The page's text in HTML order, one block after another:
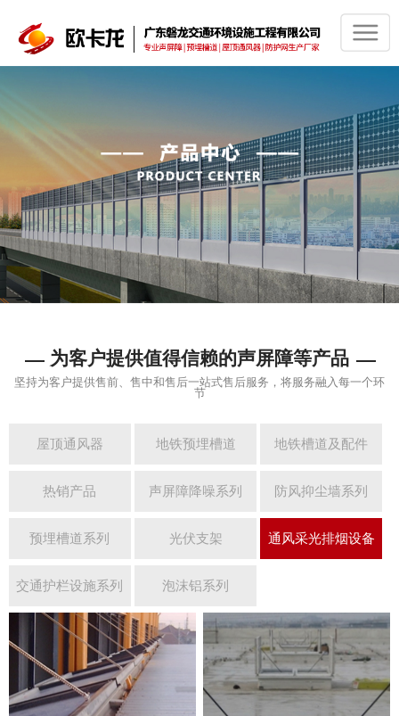
为客户提供值得信赖的声屏障等产品
坚持为客户提供售前、售中和售后一站式售后服务，将服务融入每一个环
节
屋顶通风器 地铁预埋槽道 地铁槽道及配件
热销产品 声屏障降噪系列 防风抑尘墙系列
预埋槽道系列 光伏支架 通风采光排烟设备
交通护栏设施系列 泡沫铝系列